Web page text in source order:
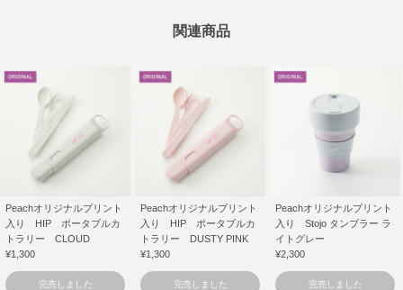
関連商品
Peachオリジナルプリント
入り HIP ポータブルカ
トラリー CLOUD
¥1,300
完売しました
Peachオリジナルプリント
入り HIP ポータブルカ
トラリー DUSTY PINK
¥1,300
完売しました
Peachオリジナルプリント
入り Stojo タンブラー ラ
イトグレー
¥2,300
完売しました